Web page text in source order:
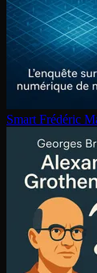
Smart Frédéric